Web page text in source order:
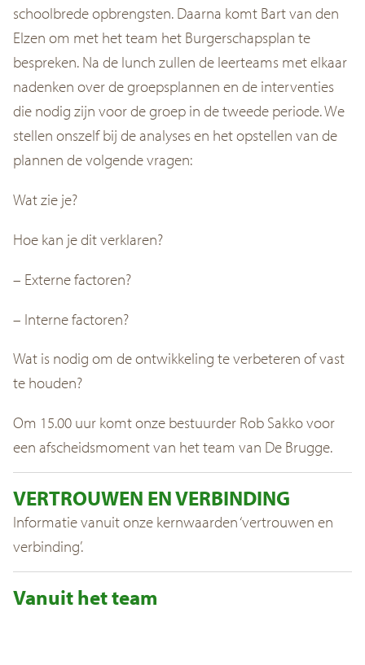
schoolbrede opbrengsten. Daarna komt Bart van den
Elzen om met het team het Burgerschapsplan te
bespreken. Na de lunch zullen de leerteams met elkaar
nadenken over de groepsplannen en de interventies
die nodig zijn voor de groep in de tweede periode. We
stellen onszelf bij de analyses en het opstellen van de
plannen de volgende vragen:
Wat zie je?
Hoe kan je dit verklaren?
– Externe factoren?
– Interne factoren?
Wat is nodig om de ontwikkeling te verbeteren of vast
te houden?
Om 15.00 uur komt onze bestuurder Rob Sakko voor
een afscheidsmoment van het team van De Brugge.
VERTROUWEN EN VERBINDING
Informatie vanuit onze kernwaarden ‘vertrouwen en
verbinding’.
Vanuit het team